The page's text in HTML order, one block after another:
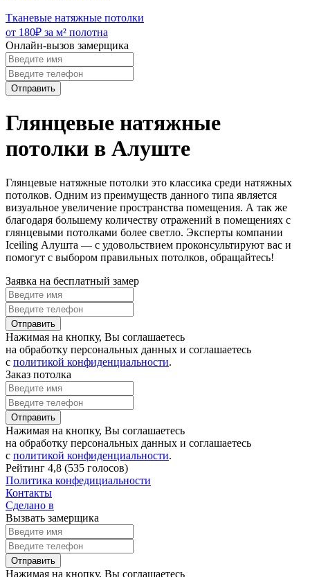
Тканевые натяжные потолки
от 180₽ за м² полотна
Онлайн-вызов замерщика
Отправить
Глянцевые натяжные
потолки в Алуште
Глянцевые натяжные потолки это классика среди натяжных
потолков. Одним из преимуществ данного типа является
визуальное увеличение пространства помещения. А так же
благодаря большему количеству отражений в помещениях с
глянцевыми потолками более светло. Эксперты компании
Iceiling Алушта — с удовольствием проконсультируют вас и
помогут с выбором правильных потолков, обращайтесь!
Заявка на бесплатный замер
Отправить
Нажимая на кнопку, Вы соглашаетесь
на обработку персональных данных и соглашаетесь
с политикой конфиденциальности.
Заказ потолка
Отправить
Нажимая на кнопку, Вы соглашаетесь
на обработку персональных данных и соглашаетесь
с политикой конфиденциальности.
Рейтинг 4,8 (535 голосов)
Политика конфедициальности
Контакты
Сделано в
Вызвать замерщика
Отправить
Нажимая на кнопку, Вы соглашаетесь